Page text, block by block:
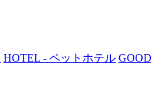
HOTEL - ペットホテル